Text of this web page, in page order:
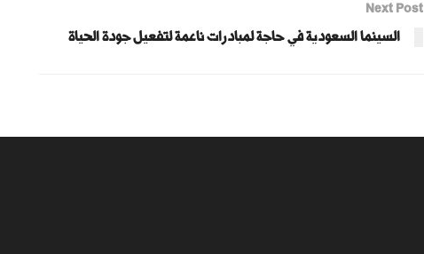
Next Post
السينما السعودية في حاجة لمبادرات ناعمة لتفعيل جودة الحياة